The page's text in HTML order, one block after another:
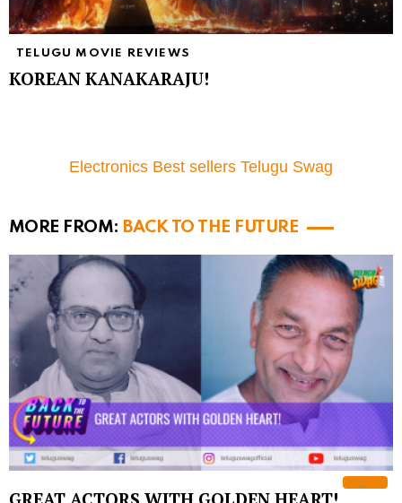
TELUGU MOVIE REVIEWS
KOREAN KANAKARAJU!
Electronics Best sellers Telugu Swag
MORE FROM: BACK TO THE FUTURE